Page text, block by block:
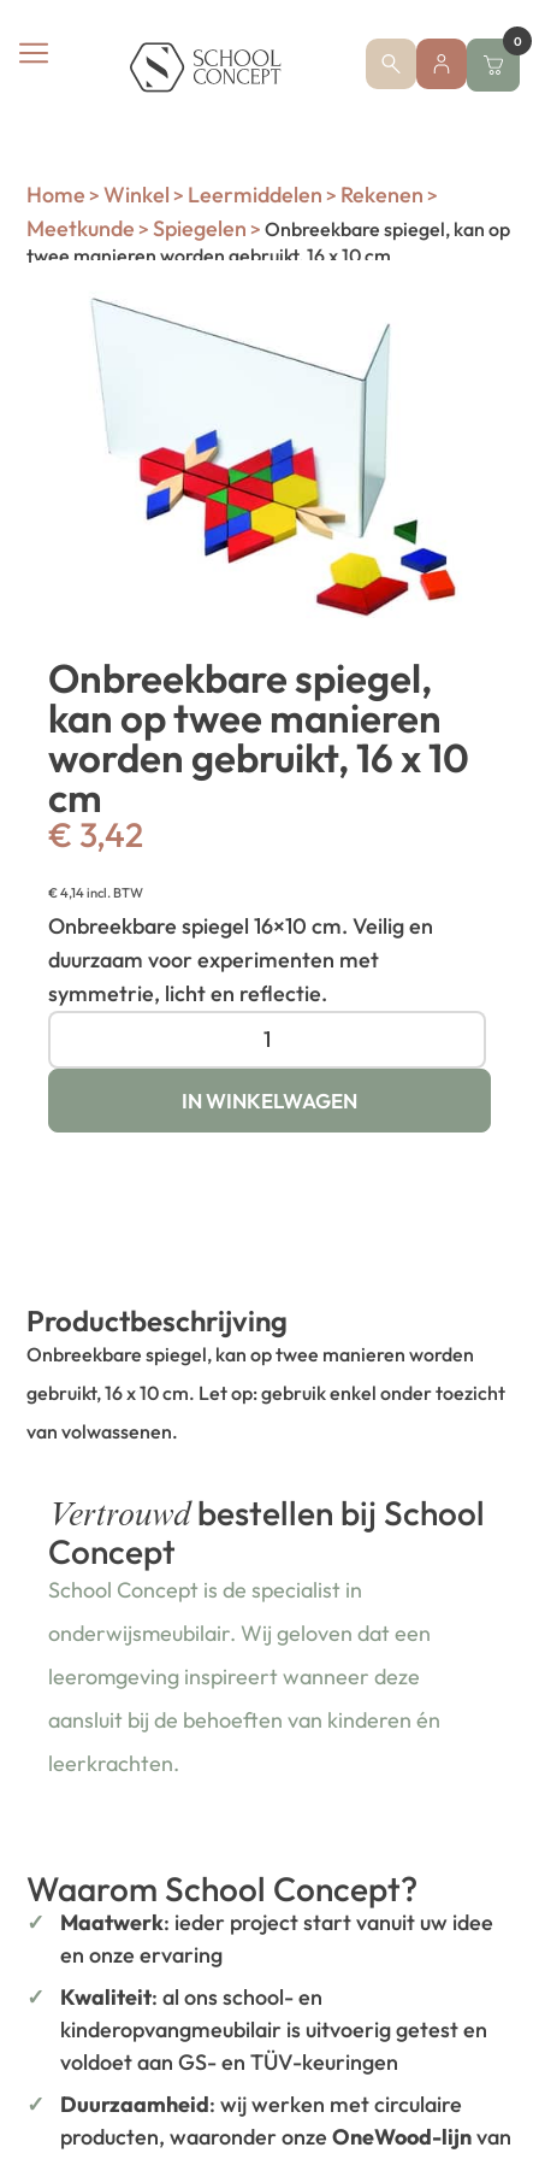
0
Home > Winkel > Leermiddelen > Rekenen >
Meetkunde > Spiegelen > Onbreekbare spiegel, kan op
twee manieren worden gebruikt, 16 x 10 cm
Onbreekbare spiegel,
kan op twee manieren
worden gebruikt, 16 x 10
cm
€ 3,42
€4,14incl. BTW
Onbreekbare spiegel 16×10 cm. Veilig en
duurzaam voor experimenten met
symmetrie, licht en reflectie.
IN WINKELWAGEN
Productbeschrijving
Onbreekbare spiegel, kan op twee manieren worden
gebruikt, 16 x 10 cm. Let op: gebruik enkel onder toezicht
van volwassenen.
Vertrouwdbestellen bij School
Concept
School Concept is de specialist in
onderwijsmeubilair. Wij geloven dat een
leeromgeving inspireert wanneer deze
aansluit bij de behoeften van kinderen én
leerkrachten.
Waarom School Concept?
Maatwerk: ieder project start vanuit uw idee
en onze ervaring
Kwaliteit: al ons school- en
kinderopvangmeubilair is uitvoerig getest en
voldoet aan GS- en TÜV-keuringen
Duurzaamheid: wij werken met circulaire
producten, waaronder onzeOneWood-lijnvan